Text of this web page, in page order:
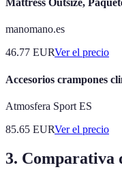
Mattress Outsize,
manomano.es
46.77 EURVer el precio
Accesorios crampones
Atmosfera Sport ES
85.65 EURVer el precio
3. Comparativa